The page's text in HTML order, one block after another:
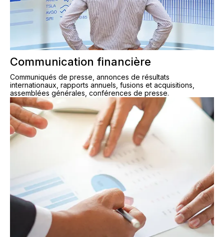
Communication financière
Communiqués de presse, annonces de résultats
internationaux, rapports annuels, fusions et acquisitions,
assemblées générales, conférences de presse.